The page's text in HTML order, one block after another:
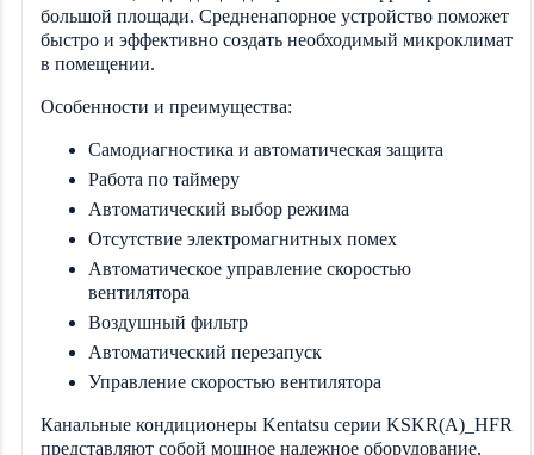
большой площади. Средненапорное устройство поможет
быстро и эффективно создать необходимый микроклимат
в помещении.
Особенности и преимущества:
Самодиагностика и автоматическая защита
Работа по таймеру
Автоматический выбор режима
Отсутствие электромагнитных помех
Автоматическое управление скоростью
вентилятора
Воздушный фильтр
Автоматический перезапуск
Управление скоростью вентилятора
Канальные кондиционеры Kentatsu серии KSKR(A)_HFR
представляют собой мощное надежное оборудование,